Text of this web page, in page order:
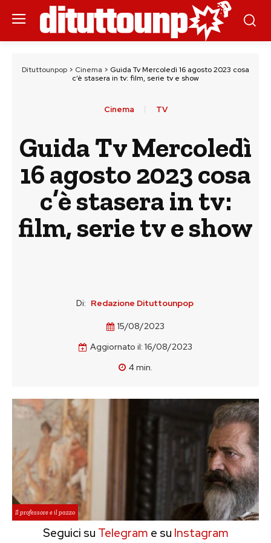
Dituttounpop > Cinema > Guida Tv Mercoledì 16 agosto 2023 cosa
c’è stasera in tv: film, serie tv e show
Cinema TV
Guida Tv Mercoledì
16 agosto 2023 cosa
c’è stasera in tv:
film, serie tv e show
Di: Redazione Dituttounpop
15/08/2023
Aggiornato il: 16/08/2023
4min.
Il professore e il pazzo
Seguici su Telegram e su Instagram